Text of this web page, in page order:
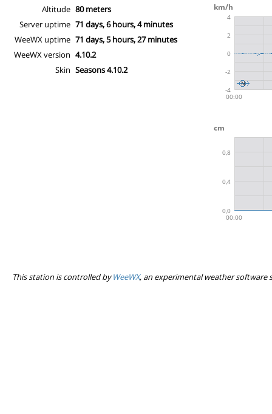
Altitude 80 meters
Server uptime 71 days, 6 hours, 4 minutes
WeeWX uptime 71 days, 5 hours, 27 minutes
WeeWX version 4.10.2
Skin Seasons 4.10.2
This station is controlled byWeeWX, an experimental weather software